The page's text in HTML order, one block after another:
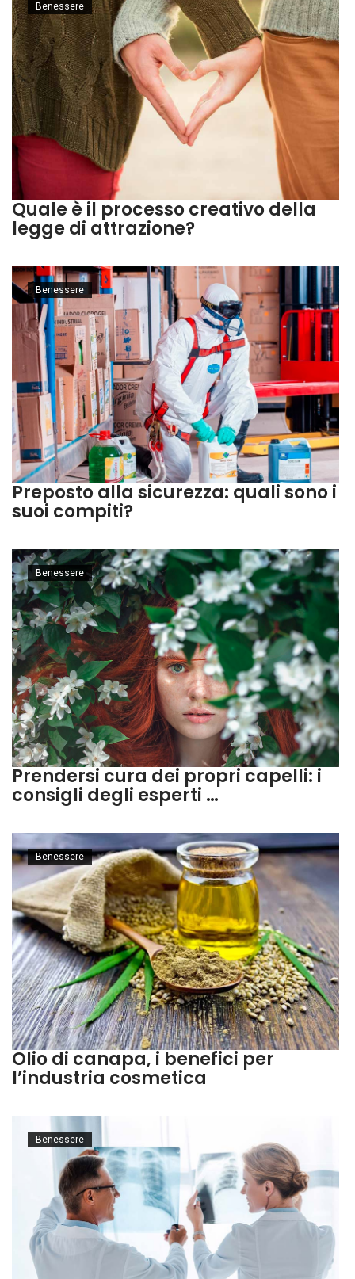
Quale è il processo creativo della
legge di attrazione?
Benessere
Preposto alla sicurezza: quali sono i
suoi compiti?
Benessere
Prendersi cura dei propri capelli: i
consigli degli esperti …
Benessere
Olio di canapa, i benefici per
l’industria cosmetica
Benessere
Benessere